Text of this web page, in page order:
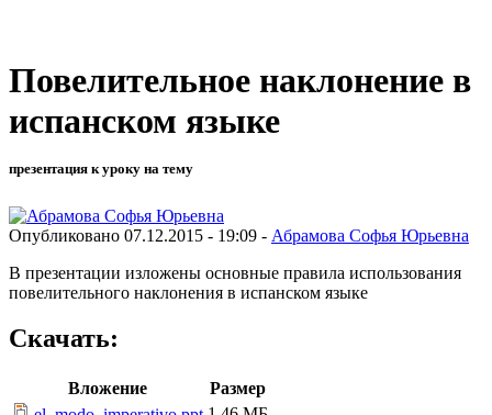
Повелительное наклонение в
испанском языке
презентация к уроку на тему
Опубликовано 07.12.2015 - 19:09 - Абрамова Софья Юрьевна
В презентации изложены основные правила использования
повелительного наклонения в испанском языке
Скачать:
Вложение
Размер